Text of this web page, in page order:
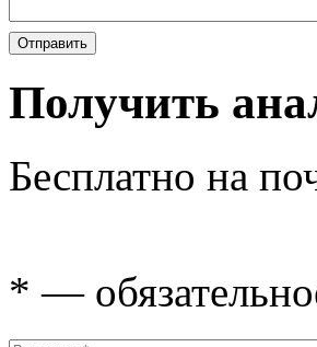
Получить
Бесплатно на
* —